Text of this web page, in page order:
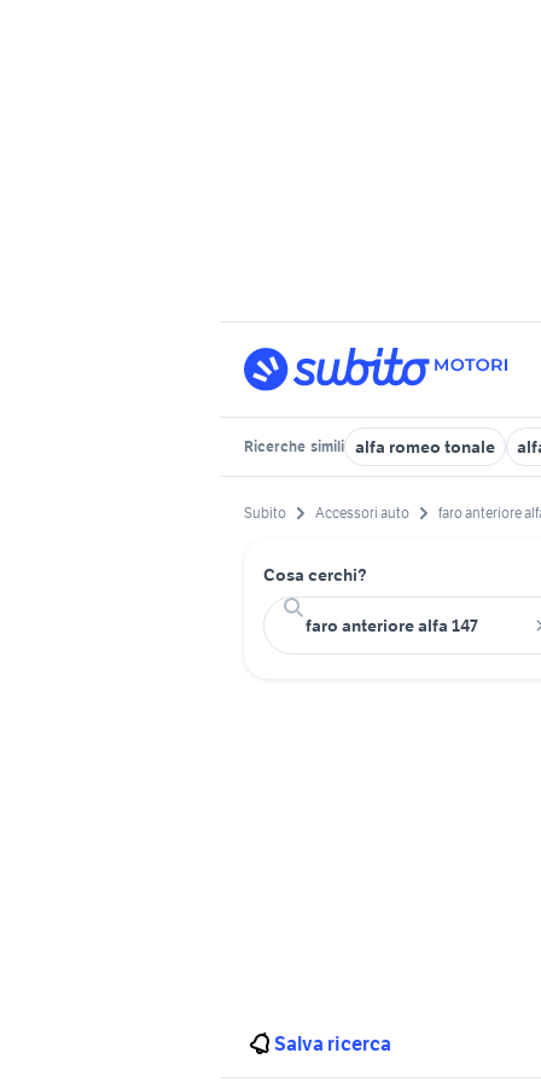
Ricerche simili alfa romeo tonale
Subito Accessori auto faro anteriore
Cosa cerchi?
Salva ricerca